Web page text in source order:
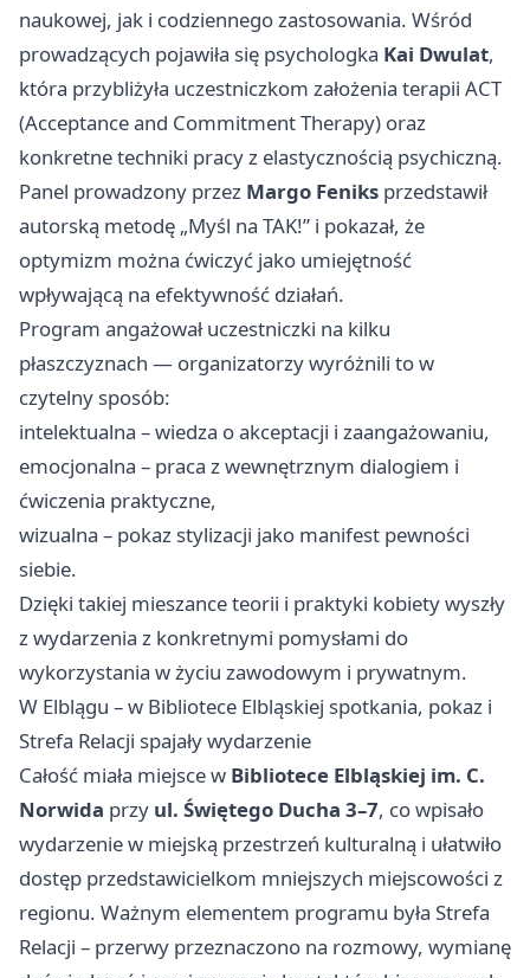
naukowej, jak i codziennego zastosowania. Wśród
prowadzących pojawiła się psychologka Kai Dwulat,
która przybliżyła uczestniczkom założenia terapii ACT
(Acceptance and Commitment Therapy) oraz
konkretne techniki pracy z elastycznością psychiczną.
Panel prowadzony przez Margo Feniks przedstawił
autorską metodę „Myśl na TAK!” i pokazał, że
optymizm można ćwiczyć jako umiejętność
wpływającą na efektywność działań.
Program angażował uczestniczki na kilku
płaszczyznach — organizatorzy wyróżnili to w
czytelny sposób:
intelektualna – wiedza o akceptacji i zaangażowaniu,
emocjonalna – praca z wewnętrznym dialogiem i
ćwiczenia praktyczne,
wizualna – pokaz stylizacji jako manifest pewności
siebie.
Dzięki takiej mieszance teorii i praktyki kobiety wyszły
z wydarzenia z konkretnymi pomysłami do
wykorzystania w życiu zawodowym i prywatnym.
W Elblągu – w Bibliotece Elbląskiej spotkania, pokaz i
Strefa Relacji spajały wydarzenie
Całość miała miejsce w Bibliotece Elbląskiej im. C.
Norwida przy ul. Świętego Ducha 3–7, co wpisało
wydarzenie w miejską przestrzeń kulturalną i ułatwiło
dostęp przedstawicielkom mniejszych miejscowości z
regionu. Ważnym elementem programu była Strefa
Relacji – przerwy przeznaczono na rozmowy, wymianę